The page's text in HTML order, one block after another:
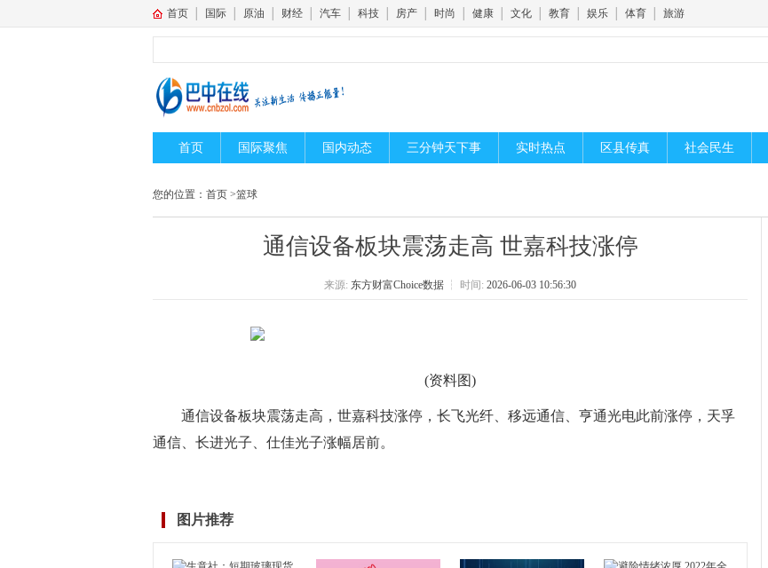
首页 国际 原油 财经 汽车 科技 房产 时尚 健康 文化 教育 娱乐 体育 旅游
首页 国际聚焦 国内动态 三分钟天下事 实时热点 区县传真 社会民生
您的位置： 首页 >篮球
通信设备板块震荡走高 世嘉科技涨停
来源: 东方财富Choice数据 ┆ 时间: 2026-06-03 10:56:30
(资料图)
通信设备板块震荡走高，世嘉科技涨停，长飞光纤、移远通信、亨通光电此前涨停，天孚
通信、长进光子、仕佳光子涨幅居前。
图片推荐